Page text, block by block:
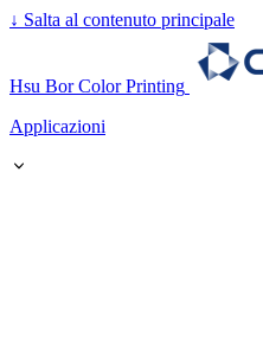
↓ Salta al contenuto principale
Hsu Bor Color Printing
Applicazioni